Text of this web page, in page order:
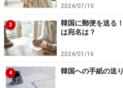
2024/07/10
3
韓国に郵便を送る
は宛名は？
2024/01/16
4 韓国への手紙の送